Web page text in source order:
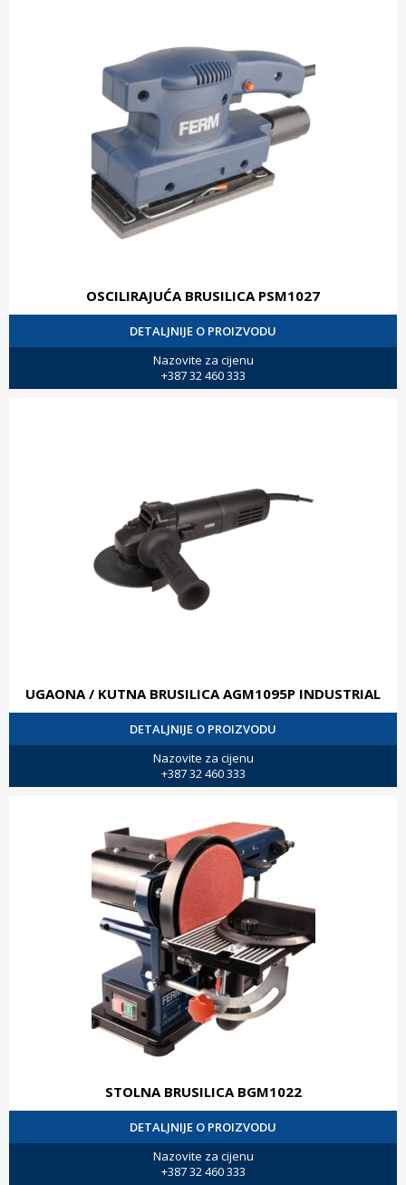
OSCILIRAJUĆA BRUSILICA PSM1027
DETALJNIJE O PROIZVODU
Nazovite za cijenu
+387 32 460 333
UGAONA / KUTNA BRUSILICA AGM1095P INDUSTRIAL
DETALJNIJE O PROIZVODU
Nazovite za cijenu
+387 32 460 333
STOLNA BRUSILICA BGM1022
DETALJNIJE O PROIZVODU
Nazovite za cijenu
+387 32 460 333